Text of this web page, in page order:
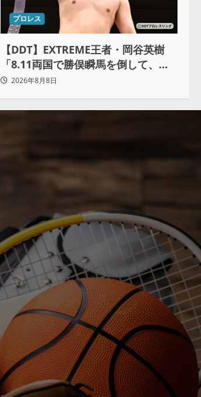
プロレス
【DDT】EXTREME王者・岡谷英樹
「8.11両国で勝俣瞬馬を倒して、初
めて“本当の王者”になれる」
2026年8月8日